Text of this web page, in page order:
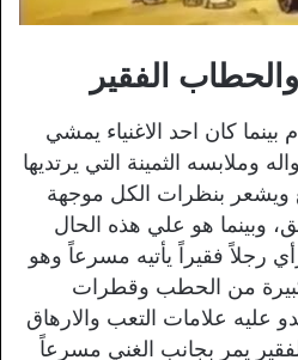
الفقير
كان احد الاغنياء يمشي
وملابسه الثمينة التي يرتديها
ويشعر بنظرات الكل موجهة
وبينما هو علي هذه الحال
فقيراً يأتيه مسرعاً وهو
من الحطب وقطرات
عليه علامات التعب والارهاق
يمر بجانب الغني مسرعاً